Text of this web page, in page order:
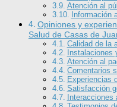
Atención al
Información
Opiniones y
Salud de Casas de
Calidad de la
Atención al
Comentarios
Experiencias
Satisfacción